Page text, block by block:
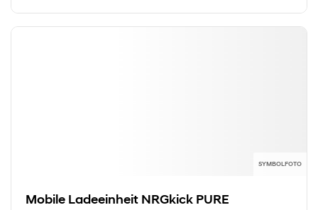
SYMBOLFOTO
Mobile Ladeeinheit NRGkick PURE